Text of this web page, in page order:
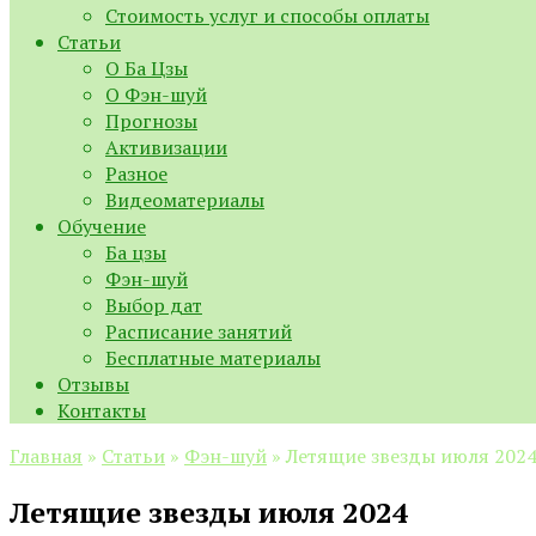
Стоимость услуг и способы оплаты
Статьи
О Ба Цзы
О Фэн-шуй
Прогнозы
Активизации
Разное
Видеоматериалы
Обучение
Ба цзы
Фэн-шуй
Выбор дат
Расписание занятий
Бесплатные материалы
Отзывы
Контакты
Главная » Статьи » Фэн-шуй » Летящие звезды июля 2024
Летящие звезды июля 2024